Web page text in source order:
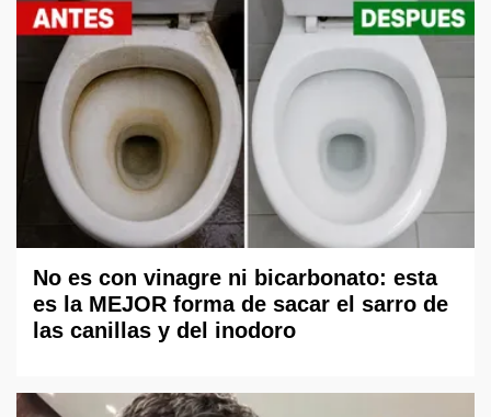
No es con vinagre ni bicarbonato: esta
es la MEJOR forma de sacar el sarro de
las canillas y del inodoro